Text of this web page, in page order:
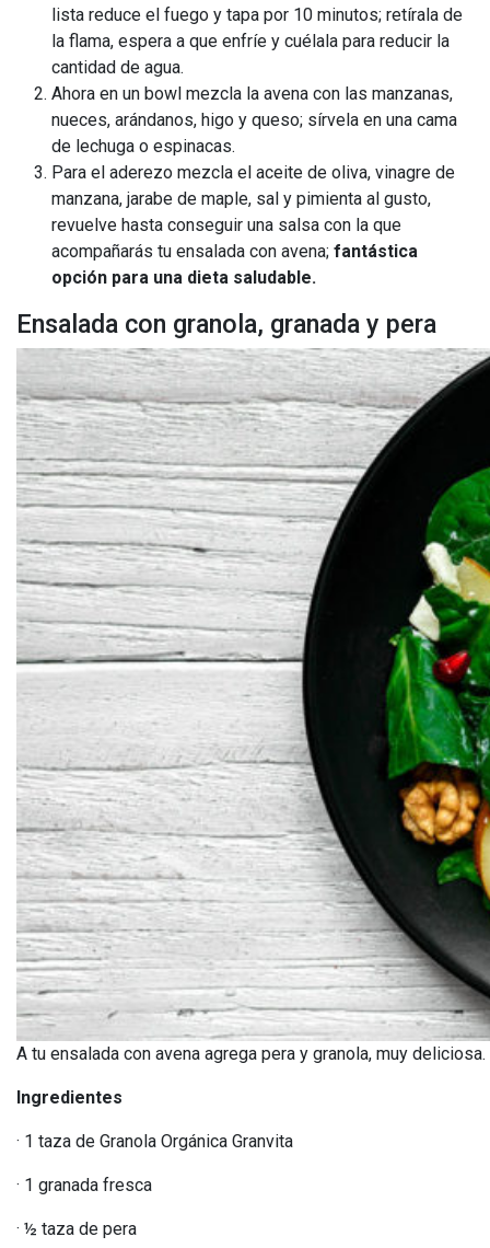
lista reduce el fuego y tapa por 10 minutos; retírala de
la flama, espera a que enfríe y cuélala para reducir la
cantidad de agua.
Ahora en un bowl mezcla la avena con las manzanas,
nueces, arándanos, higo y queso; sírvela en una cama
de lechuga o espinacas.
Para el aderezo mezcla el aceite de oliva, vinagre de
manzana, jarabe de maple, sal y pimienta al gusto,
revuelve hasta conseguir una salsa con la que
acompañarás tu ensalada con avena; fantástica
opción para una dieta saludable.
Ensalada con granola, granada y pera
A tu ensalada con avena agrega pera y granola, muy deliciosa.
Ingredientes
· 1 taza de Granola Orgánica Granvita
· 1 granada fresca
· ½ taza de pera